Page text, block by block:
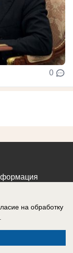
0
выдано
на обработку